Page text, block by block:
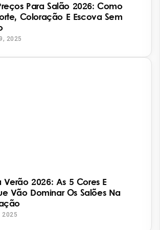
Para Salão 2026: Como
Coloração E Escova Sem
2025
2026: As 5 Cores E
Vão Dominar Os Salões Na
2025